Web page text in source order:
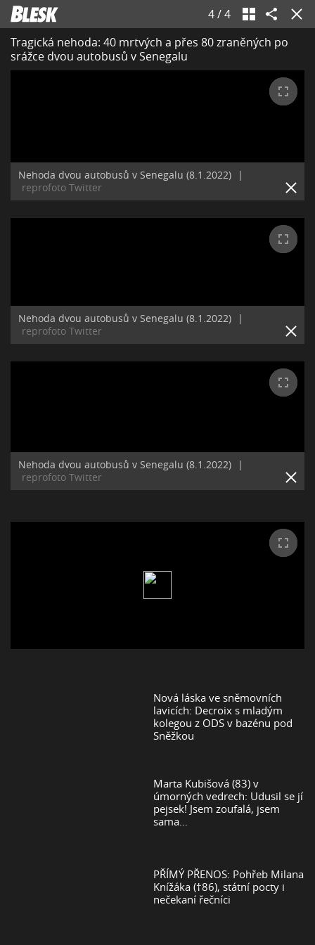
4/4
Tragická nehoda: 40 mrtvých a přes 80 zraněných po
srážce dvou autobusů v Senegalu
Nehoda dvou autobusů v Senegalu (8.1.2022)
|
reprofoto Twitter
Nehoda dvou autobusů v Senegalu (8.1.2022)
|
reprofoto Twitter
Nehoda dvou autobusů v Senegalu (8.1.2022)
|
reprofoto Twitter
Nová láska ve sněmovních
lavicích: Decroix s mladým
kolegou z ODS v bazénu pod
Sněžkou
Marta Kubišová (83) v
úmorných vedrech: Udusil se jí
pejsek! Jsem zoufalá, jsem
sama…
PŘÍMÝ PŘENOS: Pohřeb Milana
Knížáka (†86), státní pocty i
nečekaní řečníci